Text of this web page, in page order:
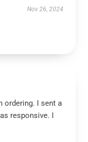
Nov 26, 2024
ordering. I sent a
responsive. I